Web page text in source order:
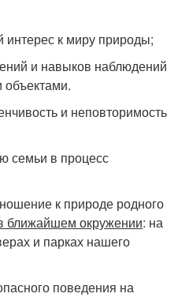
интерес к миру природы;
и навыков наблюдений
и неповторимость
семьи в процесс
к природе родного
ближайшем окружении: на
и парках нашего
поведения на